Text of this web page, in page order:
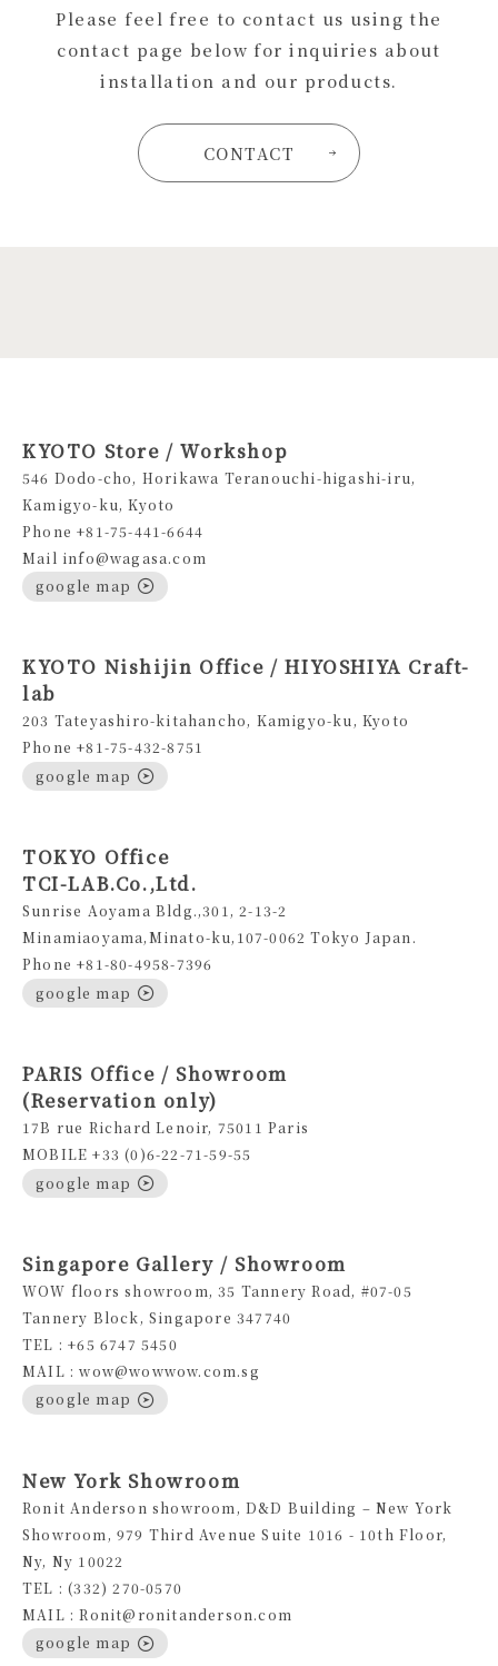
Please feel free to contact us using the
contact page below for inquiries about
installation and our products.
CONTACT
KYOTO Store / Workshop
546 Dodo-cho, Horikawa Teranouchi-higashi-iru,
Kamigyo-ku, Kyoto
Phone +81-75-441-6644
Mail info@wagasa.com
google map
KYOTO Nishijin Office / HIYOSHIYA Craft-
lab
203 Tateyashiro-kitahancho, Kamigyo-ku, Kyoto
Phone +81-75-432-8751
google map
TOKYO Office
TCI-LAB.Co.,Ltd.
Sunrise Aoyama Bldg.,301, 2-13-2
Minamiaoyama,Minato-ku,107-0062 Tokyo Japan.
Phone +81-80-4958-7396
google map
PARIS Office / Showroom
(Reservation only)
17B rue Richard Lenoir, 75011 Paris
MOBILE +33 (0)6-22-71-59-55
google map
Singapore Gallery / Showroom
WOW floors showroom, 35 Tannery Road, #07-05
Tannery Block, Singapore 347740
TEL : +65 6747 5450
MAIL : wow@wowwow.com.sg
google map
New York Showroom
Ronit Anderson showroom, D&D Building – New York
Showroom, 979 Third Avenue Suite 1016 - 10th Floor,
Ny, Ny 10022
TEL : (332) 270-0570
MAIL : Ronit@ronitanderson.com
google map